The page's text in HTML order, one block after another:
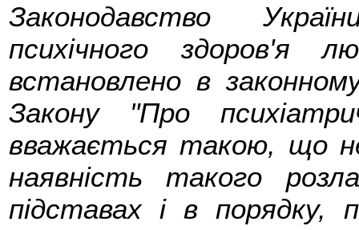
Законодавство
психічного здоров'я
встановлено в
Закону "Про
вважається такою, що
наявність такого
підставах і в порядку,